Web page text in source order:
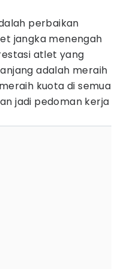
perbaikan
jangka menengah
atlet yang
adalah meraih
kuota di semua
jadi pedoman kerja